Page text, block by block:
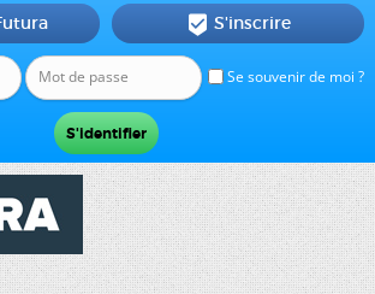
Se souvenir de moi ?
 S'inscrire